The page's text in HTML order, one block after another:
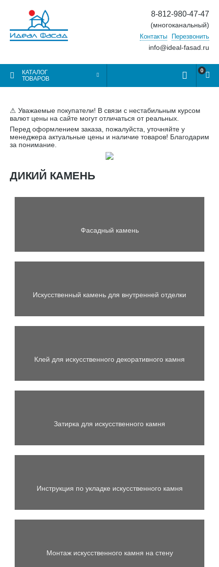
8-812-980-47-47
(многоканальный)
Контакты Перезвонить
info@ideal-fasad.ru
КАТАЛОГ
ТОВАРОВ
0
⚠ Уважаемые покупатели! В связи с нестабильным курсом
валют цены на сайте могут отличаться от реальных.
Перед оформлением заказа, пожалуйста, уточняйте у
менеджера актуальные цены и наличие товаров! Благодарим
за понимание.
ДИКИЙ КАМЕНЬ
Фасадный камень
Искусственный камень для внутренней отделки
Клей для искусственного декоративного камня
Затирка для искусственного камня
Инструкция по укладке искусственного камня
Монтаж искусственного камня на стену